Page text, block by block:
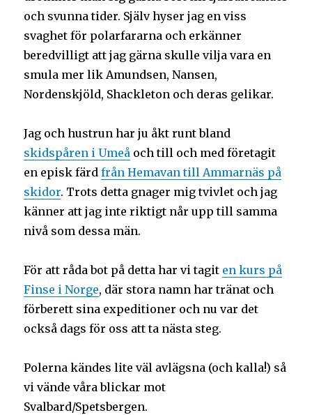
och svunna tider. Själv hyser jag en viss
svaghet för polarfararna och erkänner
beredvilligt att jag gärna skulle vilja vara en
smula mer lik Amundsen, Nansen,
Nordenskjöld, Shackleton och deras gelikar.
Jag och hustrun har ju åkt runt bland
skidspåren i Umeå och till och med företagit
en episk färdfrån Hemavan till Ammarnäs på
skidor. Trots detta gnager mig tvivlet och jag
känner att jag inte riktigt når upp till samma
nivå som dessa män.
För att råda bot på detta har vi tagit en kurs på
Finse i Norge, där stora namn har tränat och
förberett sina expeditioner och nu var det
också dags för oss att ta nästa steg.
Polerna kändes lite väl avlägsna (och kalla!) så
vi vände våra blickar mot
Svalbard/Spetsbergen.